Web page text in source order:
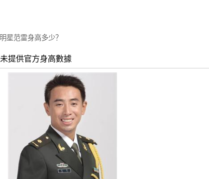
明星范雷身高多少？
未提供官方身高數據